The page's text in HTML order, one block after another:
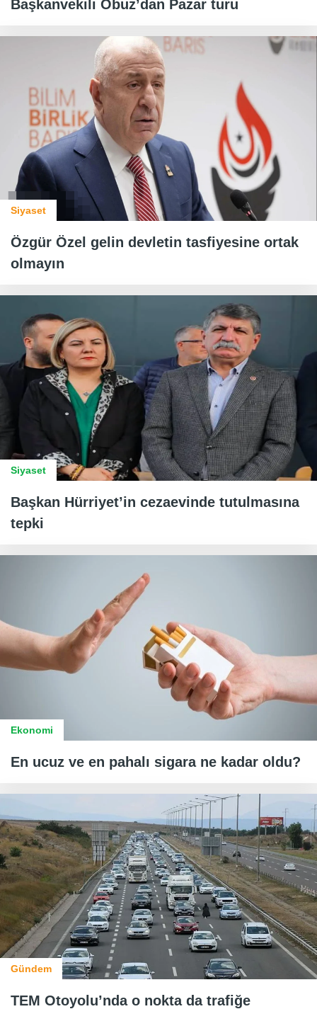
Başkanvekili Obuz’dan Pazar turu
Siyaset
Özgür Özel gelin devletin tasfiyesine ortak
olmayın
Siyaset
Başkan Hürriyet’in cezaevinde tutulmasına
tepki
Ekonomi
En ucuz ve en pahalı sigara ne kadar oldu?
Gündem
TEM Otoyolu’nda o nokta da trafiğe